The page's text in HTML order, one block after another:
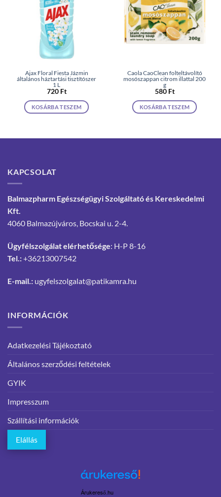
Ajax Floral Fiesta Jázmin
általános háztartási tisztítószer
1 L
720 Ft
KOSÁRBA TESZEM
Caola CaoClean folteltávolító
mosószappan citrom illattal 200
g
580 Ft
KOSÁRBA TESZEM
KAPCSOLAT
Balmazpharm Egészségügyi Szolgáltató és Kereskedelmi
Kft.
4060 Balmazújváros, Bocskai u. 2-4.
Ügyfélszolgálat elérhetősége: H-P 8-16
Tel.:+36213007542
E-mail.: ugyfelszolgalat@patikamra.hu
INFORMÁCIÓK
Adatkezelési Tájékoztató
Általános szerződési feltételek
GYIK
Impresszum
Szállítási információk
Elállás
Árukereső.hu